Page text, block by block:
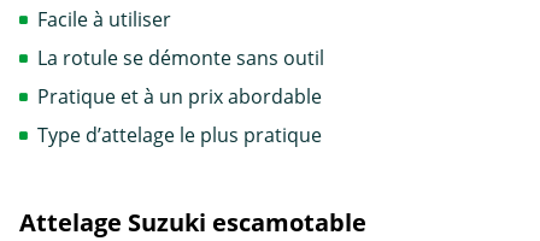
Facile à utiliser
La rotule se démonte sans outil
Pratique et à un prix abordable
Type d’attelage le plus pratique
Attelage Suzuki escamotable